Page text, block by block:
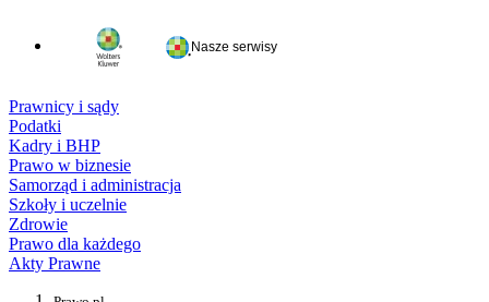
Nasze serwisy
Prawnicy i sądy
Podatki
Kadry i BHP
Prawo w biznesie
Samorząd i administracja
Szkoły i uczelnie
Zdrowie
Prawo dla każdego
Akty Prawne